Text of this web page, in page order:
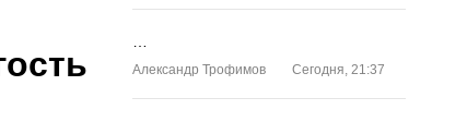
Александр Трофимов Сегодня, 21:37